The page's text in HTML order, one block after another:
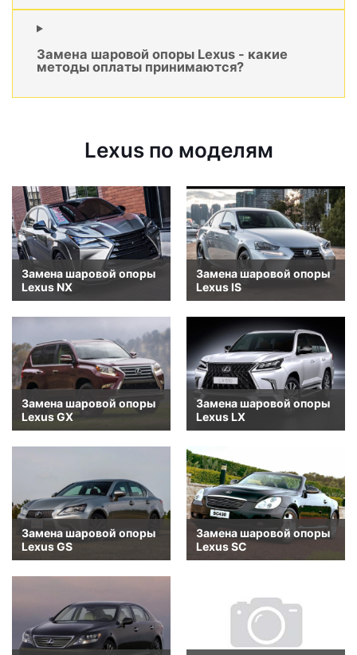
Замена шаровой опоры Lexus - какие
методы оплаты принимаются?
Lexus по моделям
Замена шаровой опоры
Lexus NX
Замена шаровой опоры
Lexus IS
Замена шаровой опоры
Lexus GX
Замена шаровой опоры
Lexus LX
Замена шаровой опоры
Lexus GS
Замена шаровой опоры
Lexus SC